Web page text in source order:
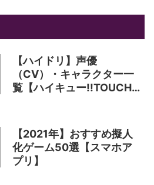
【ハイドリ】声優
（CV）・キャラクター一
覧【ハイキュー!!TOUCH
【2021年】おすすめ擬人
化ゲーム50選【スマホア
プリ】